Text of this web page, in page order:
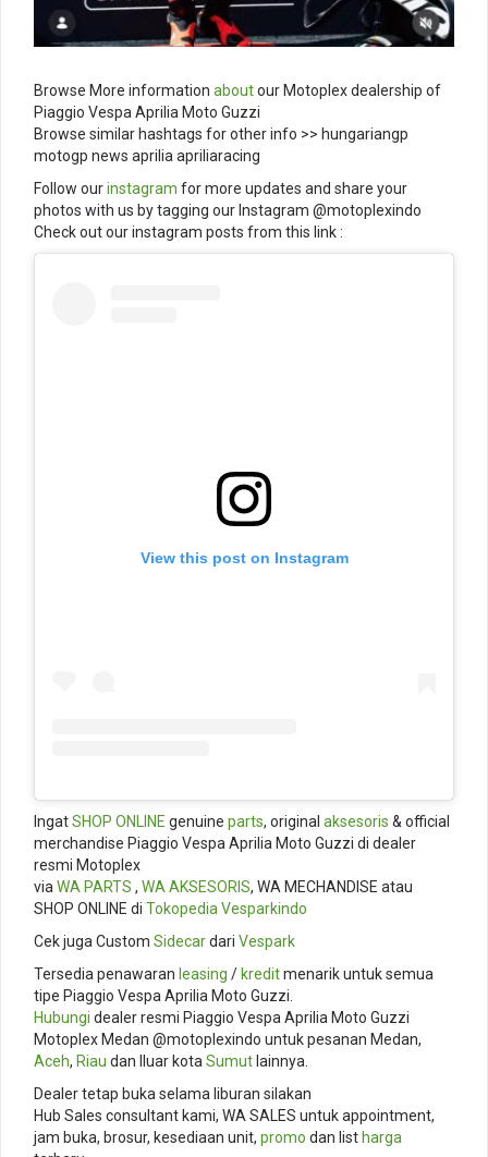
Browse More information aboutour Motoplex dealership of
Piaggio Vespa Aprilia Moto Guzzi
Browse similar hashtags for other info >> hungariangp
motogp news aprilia apriliaracing
Follow ourinstagram for more updates and share your
photos with us by tagging our Instagram @motoplexindo
Check out our instagram posts from this link :
View this post on Instagram
IngatSHOP ONLINE genuine parts, original aksesoris & official
merchandise Piaggio Vespa Aprilia Moto Guzzi di dealer
resmi Motoplex
viaWA PARTS , WA AKSESORIS, WA MECHANDISE atau
SHOP ONLINE di TokopediaVesparkindo
Cek juga Custom Sidecardari Vespark
Tersedia penawaran leasing / kreditmenarik untuk semua
tipe Piaggio Vespa Aprilia Moto Guzzi.
Hubungi dealer resmi Piaggio Vespa Aprilia Moto Guzzi
Motoplex Medan @motoplexindo untuk pesanan Medan,
Aceh, Riau dan lluar kotaSumut lainnya.
Dealer tetap buka selama liburan silakan
Hub Sales consultant kami, WA SALES untuk appointment,
jam buka, brosur, kesediaan unit, promo dan list harga